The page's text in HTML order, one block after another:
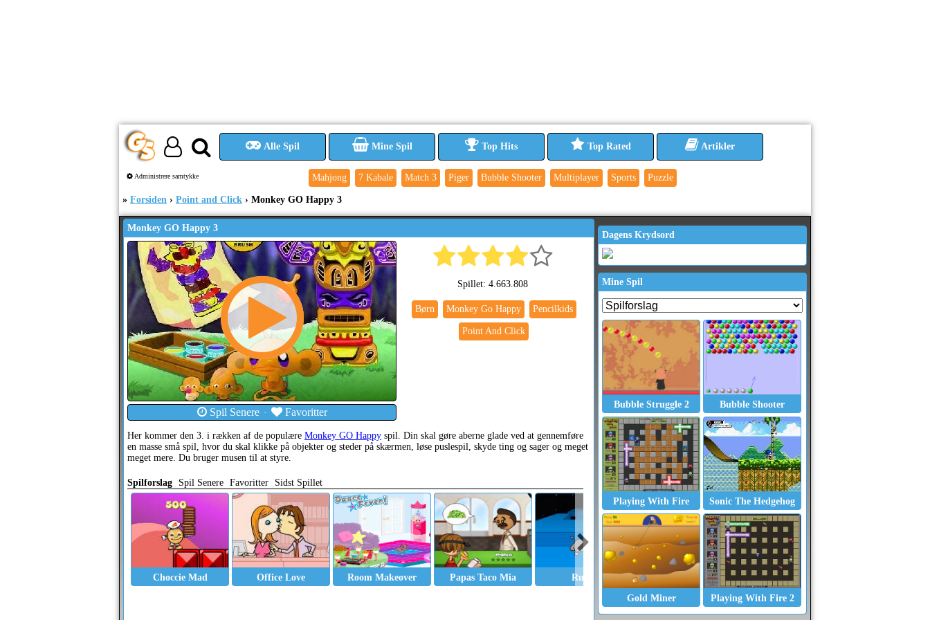
Administrere samtykke
Alle Spil Mine Spil Top Hits Top Rated Artikler
Mahjong 7 Kabale Match 3 Piger Bubble Shooter Multiplayer Sports Puzzle
Forsiden Point and Click Monkey GO Happy 3
Monkey GO Happy 3
Spil Senere · Favoritter
Spillet: 4.663.808
Børn Monkey Go Happy Pencilkids
Point And Click
Her kommer den 3. i rækken af de populære Monkey GO Happy spil. Din skal gøre aberne glade ved at gennemføre
en masse små spil, hvor du skal klikke på objekter og steder på skærmen, løse puslespil, skyde ting og sager og meget
meget mere. Du bruger musen til at styre.
Spilforslag Spil Senere Favoritter Sidst Spillet
Choccie Mad Office Love Room Makeover Papas Taco Mia Run 2 Monkey GO Happy Personal Shopper
Dagens Krydsord
Mine Spil
Bubble Struggle 2 Bubble Shooter
Playing With Fire Sonic The Hedgehog
Gold Miner Playing With Fire 2